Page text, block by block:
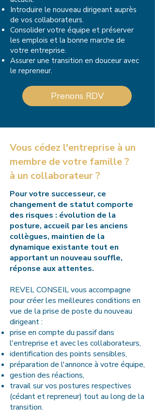
Introduire le nouveau dirigeant auprès
de vos collaborateurs.
Consolider votre équipe et préserver
les emplois et la bonne marche de
votre entreprise.
Assurer une transition en douceur avec
le repreneur.
Prenons RDV
Vous cédez l'entreprise à un
membre de votre famille ?
à un collaborateur ?
Pour votre successeur, ce
changement de statut comporte
des risques : évolution de la
posture, accueil par les anciens
collègues, maintien de la
dynamique existante tout en
apportant un nouveau souffle,
réponse aux attentes.
REVEL CONSEIL vous accompagne
pour créer les meilleures conditions en
vue de la prise de poste du nouveau
dirigeant :
prise en compte du passif dans
l'entreprise et avec les collaborateurs,
identification des points sensibles,
préparation de l'annonce à votre équipe,
gestion des réactions,
travail sur vos postures respectives
(cédant et repreneur) tout au long de la
transition.